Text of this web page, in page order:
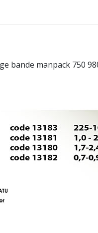
bande manpack 750